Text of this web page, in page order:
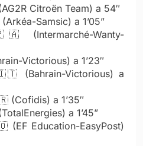
Citroën Team) a 54″
Samsic) a 1’05”
(Intermarché-Wanty-
Victorious) a 1’23″
(Bahrain-Victorious) a
(Cofidis) a 1’35″
a 1’45”
(EF Education-EasyPost)